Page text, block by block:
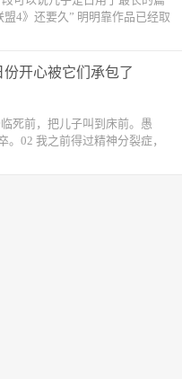
4》还要久” 明明靠作品已经取
开心被它们承包了
死前，把儿子叫到床前。愚
。02 我之前得过精神分裂症，